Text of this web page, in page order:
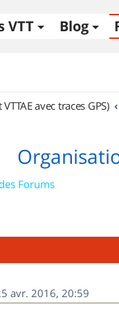
VTT Blog
avec traces GPS)
Forums
avr. 2016, 20:59